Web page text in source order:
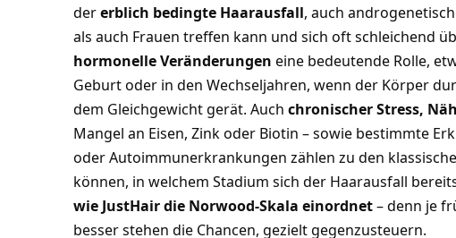
dererblich bedingte Haarausfall, auch
als auch Frauen treffen kann und sich oft schleichend
hormonelle Veränderungen eine bedeutende Rolle,
Geburt oder in den Wechseljahren, wenn der Körper
dem Gleichgewicht gerät. Auch chronischer Stress,
Mangel an Eisen, Zink oder Biotin – sowie bestimmte
oder Autoimmunerkrankungen zählen zu den
können, in welchem Stadium sich der Haarausfall
wie JustHair die Norwood-Skala einordnet– denn je
besser stehen die Chancen, gezielt gegenzusteuern.